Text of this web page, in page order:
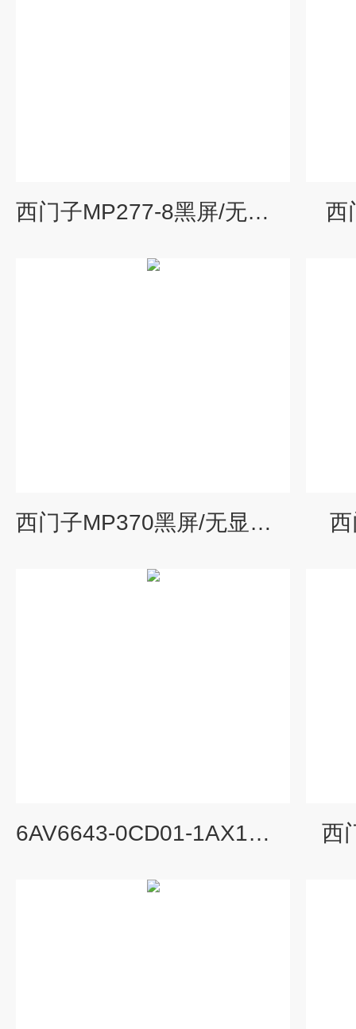
西门子MP277-8黑屏/无显示维修 西
西门子MP370黑屏/无显示维修
6AV6643-0CD01-1AX1白屏显示日期维修 西